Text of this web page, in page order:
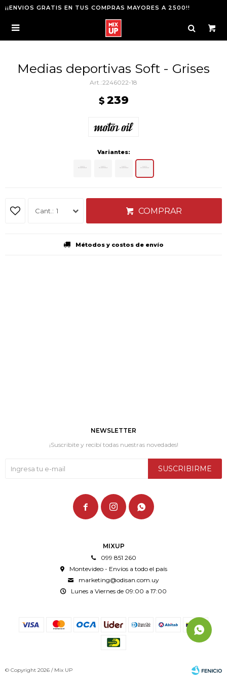
¡¡ENVIOS GRATIS EN TUS COMPRAS MAYORES A 2500!!

Medias deportivas Soft - Grises
2246022-18
$ 239
Variantes:
1 COMPRAR
Métodos y costos de envío
MIXUP
099 851 260
Montevideo - Envíos a todo el país
marketing@odisan.com.uy
Lunes a Viernes de 09:00 a 17:00
NEWSLETTER
¡Suscribite y recibí todas nuestras novedades!
SUSCRIBIRME
  
© Copyright 2026 / Mix UP